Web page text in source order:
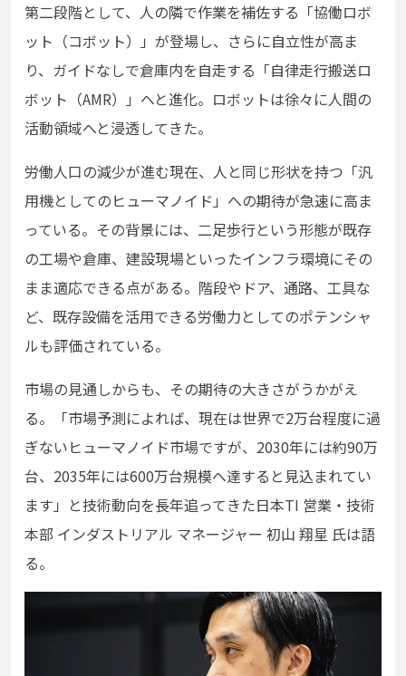
第二段階として、人の隣で作業を補佐する「協働ロボ
ット（コボット）」が登場し、さらに自立性が高ま
り、ガイドなしで倉庫内を自走する「自律走行搬送ロ
ボット（AMR）」へと進化。ロボットは徐々に人間の
活動領域へと浸透してきた。
労働人口の減少が進む現在、人と同じ形状を持つ「汎
用機としてのヒューマノイド」への期待が急速に高ま
っている。その背景には、二足歩行という形態が既存
の工場や倉庫、建設現場といったインフラ環境にその
まま適応できる点がある。階段やドア、通路、工具な
ど、既存設備を活用できる労働力としてのポテンシャ
ルも評価されている。
市場の見通しからも、その期待の大きさがうかがえ
る。「市場予測によれば、現在は世界で2万台程度に過
ぎないヒューマノイド市場ですが、2030年には約90万
台、2035年には600万台規模へ達すると見込まれてい
ます」と技術動向を長年追ってきた日本TI 営業・技術
本部 インダストリアル マネージャー 初山 翔星 氏は語
る。